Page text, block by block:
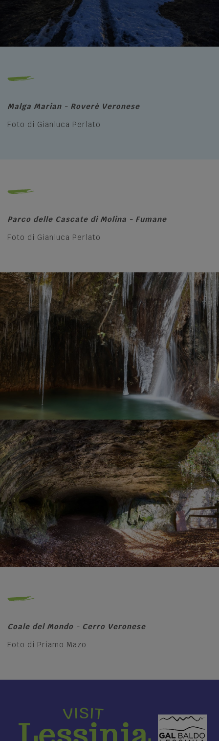
Malga Marian - Roverè Veronese
Foto di Gianluca Perlato
Parco delle Cascate di Molina - Fumane
Foto di Gianluca Perlato
Coale del Mondo - Cerro Veronese
Foto di Priamo Mazo